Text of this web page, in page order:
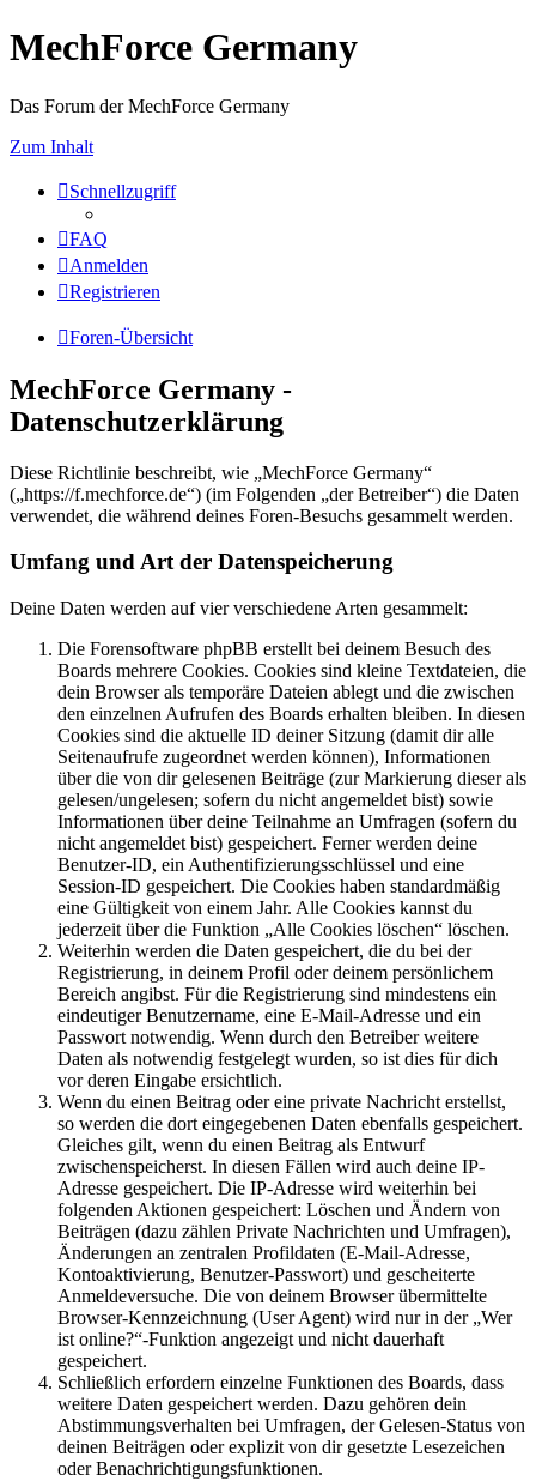
MechForce Germany
Das Forum der MechForce Germany
Zum Inhalt
Schnellzugriff
FAQ
Anmelden
Registrieren
Foren-Übersicht
MechForce Germany -
Datenschutzerklärung
Diese Richtlinie beschreibt, wie „MechForce Germany“
(„https://f.mechforce.de“) (im Folgenden „der Betreiber“) die Daten
verwendet, die während deines Foren-Besuchs gesammelt werden.
Umfang und Art der Datenspeicherung
Deine Daten werden auf vier verschiedene Arten gesammelt:
Die Forensoftware phpBB erstellt bei deinem Besuch des
Boards mehrere Cookies. Cookies sind kleine Textdateien, die
dein Browser als temporäre Dateien ablegt und die zwischen
den einzelnen Aufrufen des Boards erhalten bleiben. In diesen
Cookies sind die aktuelle ID deiner Sitzung (damit dir alle
Seitenaufrufe zugeordnet werden können), Informationen
über die von dir gelesenen Beiträge (zur Markierung dieser als
gelesen/ungelesen; sofern du nicht angemeldet bist) sowie
Informationen über deine Teilnahme an Umfragen (sofern du
nicht angemeldet bist) gespeichert. Ferner werden deine
Benutzer-ID, ein Authentifizierungsschlüssel und eine
Session-ID gespeichert. Die Cookies haben standardmäßig
eine Gültigkeit von einem Jahr. Alle Cookies kannst du
jederzeit über die Funktion „Alle Cookies löschen“ löschen.
Weiterhin werden die Daten gespeichert, die du bei der
Registrierung, in deinem Profil oder deinem persönlichem
Bereich angibst. Für die Registrierung sind mindestens ein
eindeutiger Benutzername, eine E-Mail-Adresse und ein
Passwort notwendig. Wenn durch den Betreiber weitere
Daten als notwendig festgelegt wurden, so ist dies für dich
vor deren Eingabe ersichtlich.
Wenn du einen Beitrag oder eine private Nachricht erstellst,
so werden die dort eingegebenen Daten ebenfalls gespeichert.
Gleiches gilt, wenn du einen Beitrag als Entwurf
zwischenspeicherst. In diesen Fällen wird auch deine IP-
Adresse gespeichert. Die IP-Adresse wird weiterhin bei
folgenden Aktionen gespeichert: Löschen und Ändern von
Beiträgen (dazu zählen Private Nachrichten und Umfragen),
Änderungen an zentralen Profildaten (E-Mail-Adresse,
Kontoaktivierung, Benutzer-Passwort) und gescheiterte
Anmeldeversuche. Die von deinem Browser übermittelte
Browser-Kennzeichnung (User Agent) wird nur in der „Wer
ist online?“-Funktion angezeigt und nicht dauerhaft
gespeichert.
Schließlich erfordern einzelne Funktionen des Boards, dass
weitere Daten gespeichert werden. Dazu gehören dein
Abstimmungsverhalten bei Umfragen, der Gelesen-Status von
deinen Beiträgen oder explizit von dir gesetzte Lesezeichen
oder Benachrichtigungsfunktionen.